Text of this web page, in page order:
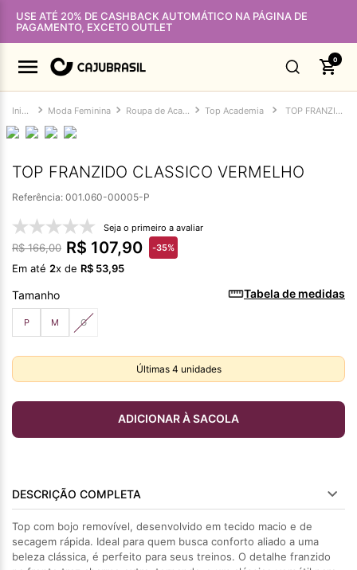
USE ATÉ 20% DE CASHBACK AUTOMÁTICO NA PÁGINA DE
PAGAMENTO, EXCETO OUTLET
0
Moda Feminina Roupa de Academia Feminina Top Academia TOP FRANZIDO CLASSICO VERMELHO
TOP FRANZIDO CLASSICO VERMELHO
Referência: 001.060-00005-P
Seja o primeiro a avaliar
R$ 166,00 R$ 107,90 -35%
Em até 2x de R$ 53,95
Tamanho
P M G
Tabela de medidas
Últimas 4 unidades
ADICIONAR À SACOLA
DESCRIÇÃO COMPLETA
Top com bojo removível, desenvolvido em tecido macio e de
secagem rápida. Ideal para quem busca conforto aliado a uma
beleza clássica, é perfeito para seus treinos. O detalhe franzido